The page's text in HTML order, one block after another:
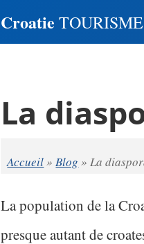
Croatie TOURISME
La
Accueil»Blog »La
La population de la
presque autant de